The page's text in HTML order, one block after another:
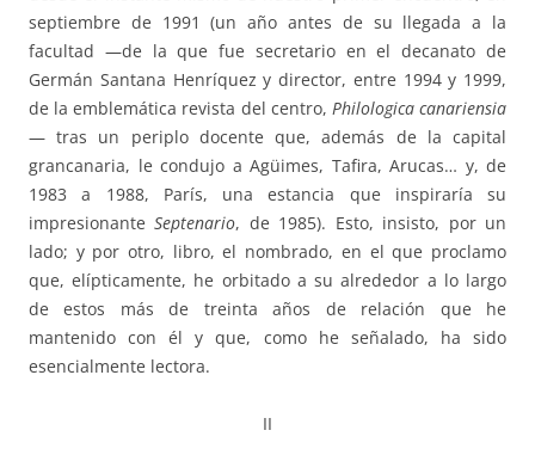
septiembre de 1991 (un año antes de su llegada a la
facultad —de la que fue secretario en el decanato de
Germán Santana Henríquez y director, entre 1994 y 1999,
de la emblemática revista del centro, Philologica canariensia
— tras un periplo docente que, además de la capital
grancanaria, le condujo a Agüimes, Tafira, Arucas… y, de
1983 a 1988, París, una estancia que inspiraría su
impresionanteSeptenario, de 1985). Esto, insisto, por un
lado; y por otro, libro, el nombrado, en el que proclamo
que, elípticamente, he orbitado a su alrededor a lo largo
de estos más de treinta años de relación que he
mantenido con él y que, como he señalado, ha sido
esencialmente lectora.
II